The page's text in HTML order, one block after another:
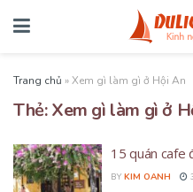
Trang chủ »Xem gì làm gì ở Hội An
Thẻ:Xem gì làm gì ở
15 quán cafe
BY KIM OANH